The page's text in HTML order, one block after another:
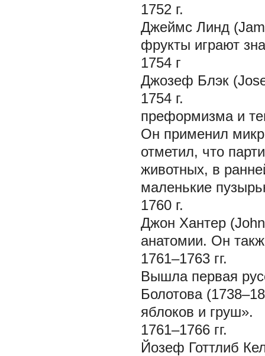
1752 г.
Джеймс Линд
фрукты играют
1754 г
Джозеф Блэк
1754 г.
преформизма и
Он применил
отметил, что
животных, в
маленькие
1760 г.
Джон Хантер
анатомии. Он
1761–1763 гг.
Вышла первая
Болотова
яблоков и груш».
1761–1766 гг.
Йозеф Готтлиб